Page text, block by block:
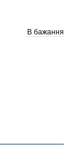
В бажання